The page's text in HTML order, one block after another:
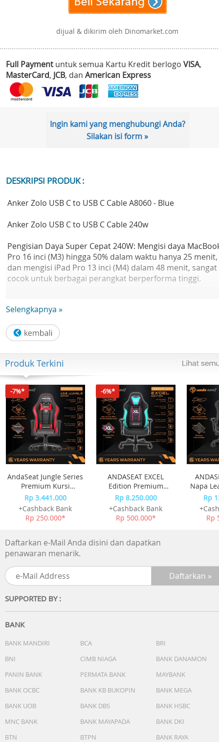
dijual & dikirim oleh Dinomarket.com
Full Payment untuk semua Kartu Kredit berlogo VISA,
MasterCard, JCB, dan American Express
Ingin kami yang menghubungi Anda?
Silakan isi form »
DESKRIPSI PRODUK :
Anker Zolo USB C to USB C Cable A8060 - Blue
Anker Zolo USB C to USB C Cable 240w
Pengisian Daya Super Cepat 240W: Mengisi daya
Pro 16 inci (M3) hingga 50% dalam waktu hanya 25 menit,
dan mengisi iPad Pro 13 inci (M4) dalam 48 menit, sangat
cocok untuk berbagai perangkat berperforma tinggi.
dengan lapisan tahan kotor yang menjaga agar
Konektor Profil Rendah yang Elegan: Dirancang agar
pengisian daya tidak mengganggu casing ponsel Anda,
dengan profil ramping setebal hanya 5,8 mm.
Fleksibilitas yang Tahan Lama: Menawarkan sentuhan
lembut dengan daya tahan yang mampu menahan lebih
dari 10.000 kali tekukan.
Kelengkapan:
1x Kabel Anker Zolo USB C to USB C Cable 240w
1x Buku Manual dan Petunjuk
1x Kartu Garansi
Selengkapnya »
Produk Terkini
-7%*
AndaSeat Jungle Series
Premium Kursi
Gaming Chair Black
Red
Rp 3.441.000
+Cashback Bank
Rp 250.000*
-6%*
ANDASEAT EXCEL
Edition Premium
Esport Kursi Gaming
Chair
Rp 8.250.000
+Cashback Bank
Rp 500.000*
Napa
Rp
Rp
Daftarkan e-Mail Anda disini dan dapatkan
penawaran menarik.
SUPPORTED BY :
BANK
BANK MANDIRI BCA
BRI
BNI
CIMB NIAGA
BANK DANAMON
PANIN BANK
PERMATA BANK
MAYBANK
BANK OCBC
BANK KB BUKOPIN
BANK MEGA
BANK UOB
BANK DBS
BANK HSBC
MNC BANK
BANK MAYAPADA
BANK DKI
BTN
BTPN BANK RAYA